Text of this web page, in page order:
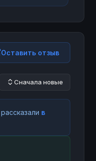
Оставить отзыв
Сначала новые
в